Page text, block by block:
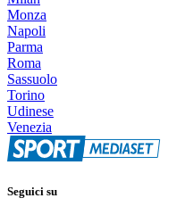
Monza
Napoli
Parma
Roma
Sassuolo
Torino
Udinese
Venezia
Seguici su